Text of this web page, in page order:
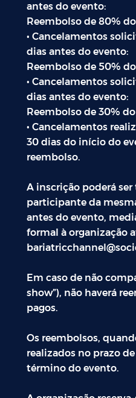
antes do evento:
Reembolso de 80%
• Cancelamentos
dias antes do evento:
Reembolso de 50%
• Cancelamentos
dias antes do evento:
Reembolso de 30%
• Cancelamentos
30 dias do início do
reembolso.
A inscrição poderá
participante da
antes do evento,
formal à organização
Em caso de não
show”), não haverá
pagos.
Os reembolsos,
realizados no prazo
término do evento.